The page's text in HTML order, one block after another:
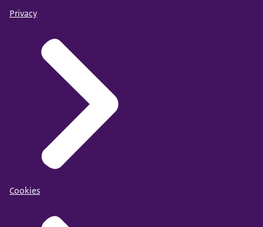
Privacy
Cookies